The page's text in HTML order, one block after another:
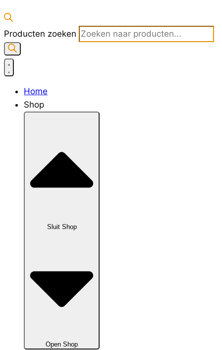
Producten zoeken
Home
Shop
Sluit Shop
Open Shop